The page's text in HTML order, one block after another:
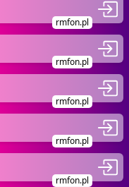
rmfon.pl
rmfon.pl
rmfon.pl
rmfon.pl
rmfon.pl